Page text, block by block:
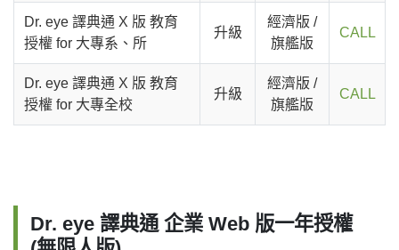
Dr. eye 譯典通 X 版 教育
授權 for 大專系、所
升級
經濟版 /
旗艦版
CALL
Dr. eye 譯典通 X 版 教育
授權 for 大專全校
升級
經濟版 /
旗艦版
CALL
Dr. eye 譯典通 企業 Web 版一年授權